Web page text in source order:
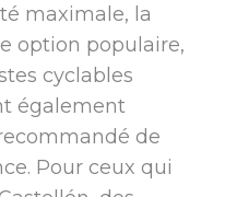
maximale, la
option populaire,
cyclables
également
de
Pour ceux qui